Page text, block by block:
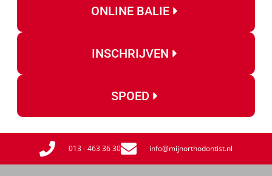
ONLINE BALIE
INSCHRIJVEN
SPOED
013 - 463 36 30 info@mijnorthodontist.nl